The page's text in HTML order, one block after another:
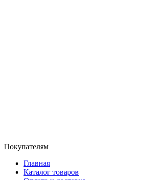
Покупателям
Главная
Каталог товаров